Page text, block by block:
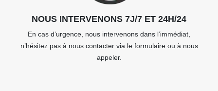
NOUS INTERVENONS 7J/7 ET 24H/24
En cas d’urgence, nous intervenons dans l’immédiat,
n’hésitez pas à nous contacter via le formulaire ou à nous
appeler.